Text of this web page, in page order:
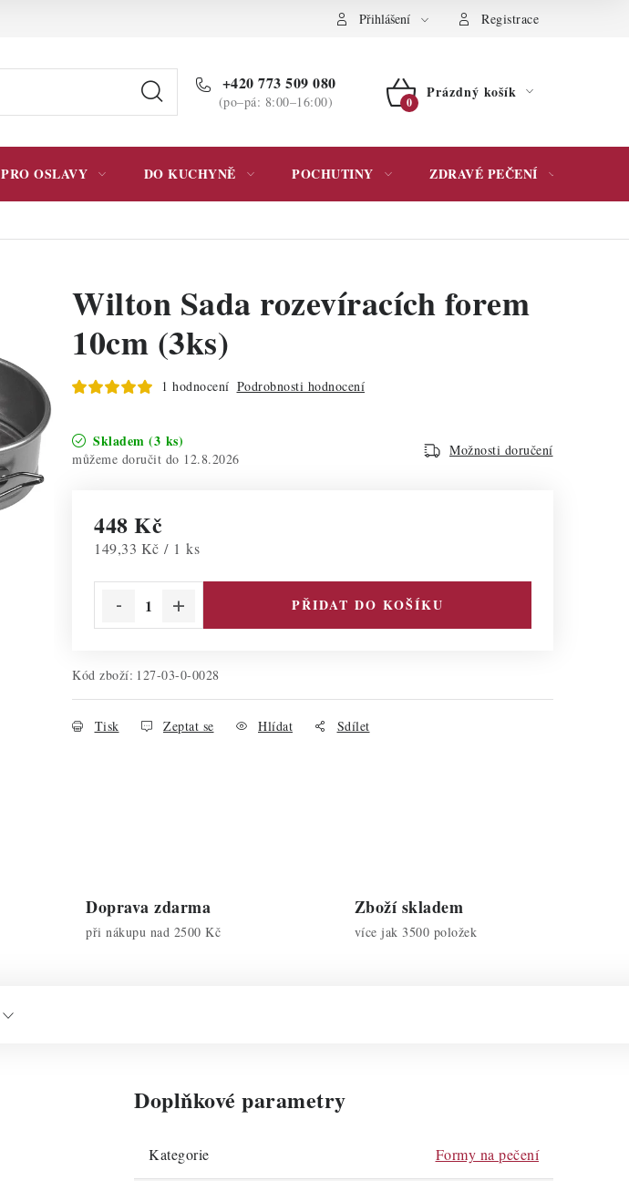
Podmínky ochrany osobních údajů Přihlášení Registrace
+420 773 509 080
(po–pá: 8:00–16:00)
NÁKUPNÍ
Prázdný košík
PRO OSLAVY DO KUCHYNĚ POCHUTINY ZDRAVÉ PEČENÍ
Wilton Sada rozevíracích forem
10cm (3ks)
1 hodnocení Podrobnosti hodnocení
Skladem (3 ks)
12.8.2026
Možnosti doručení
448 Kč
Měrná cena:
149,33 Kč / 1 ks
PŘIDAT DO KOŠÍKU
Kód zboží: 127-03-0-0028
Tisk Zeptat se Hlídat Sdílet
Doprava zdarma
při nákupu nad 2500 Kč
Zboží skladem
více jak 3500 položek
Doplňkové parametry
Kategorie Formy na pečení